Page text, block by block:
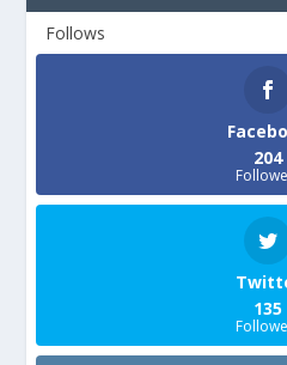
Follows
204
135